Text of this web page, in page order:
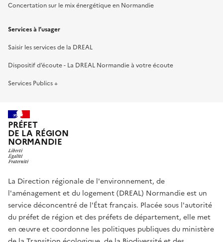
Concertation sur le mix énergétique en Normandie
Services à l’usager
Saisir les services de la DREAL
Dispositif d’écoute - La DREAL Normandie à votre écoute
Services Publics +
PRÉFET
DE LA RÉGION
NORMANDIE
La Direction régionale de l'environnement, de
l'aménagement et du logement (DREAL) Normandie est un
service déconcentré de l'État français. Placée sous l'autorité
du préfet de région et des préfets de département, elle met
en œuvre et coordonne les politiques publiques du ministère